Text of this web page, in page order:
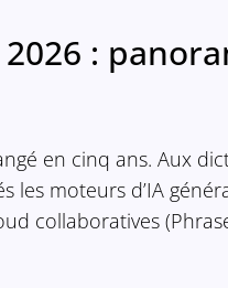
:
en cinq ans. Aux
les moteurs d’IA
collaboratives